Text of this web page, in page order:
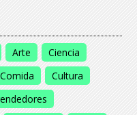
Arte
Ciencia
Comida
Cultura